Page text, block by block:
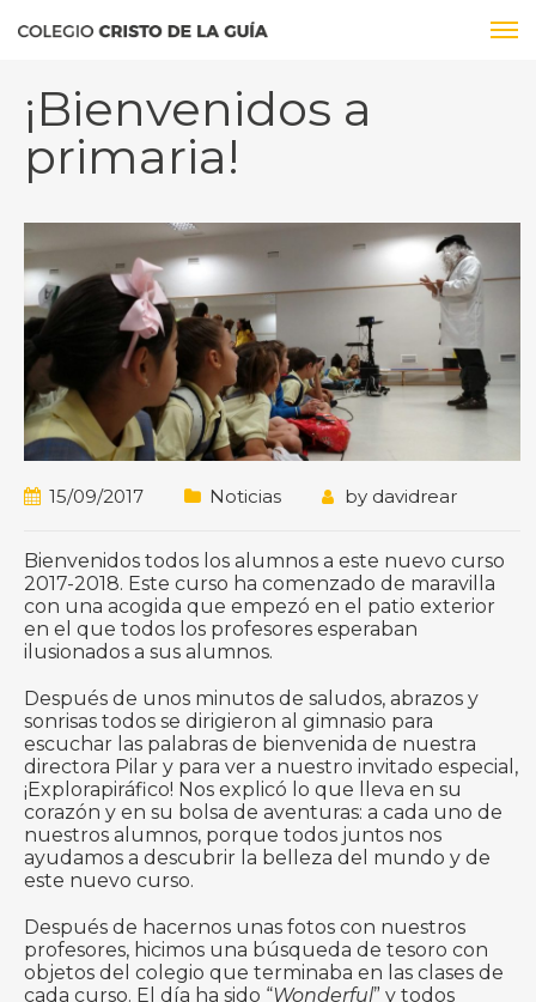
¡Bienvenidos a
primaria!
15/09/2017 Noticias by davidrear
Bienvenidos todos los alumnos a este nuevo curso
2017-2018. Este curso ha comenzado de maravilla
con una acogida que empezó en el patio exterior
en el que todos los profesores esperaban
ilusionados a sus alumnos.
Después de unos minutos de saludos, abrazos y
sonrisas todos se dirigieron al gimnasio para
escuchar las palabras de bienvenida de nuestra
directora Pilar y para ver a nuestro invitado especial,
¡Explorapiráfico! Nos explicó lo que lleva en su
corazón y en su bolsa de aventuras: a cada uno de
nuestros alumnos, porque todos juntos nos
ayudamos a descubrir la belleza del mundo y de
este nuevo curso.
Después de hacernos unas fotos con nuestros
profesores, hicimos una búsqueda de tesoro con
objetos del colegio que terminaba en las clases de
cada curso. El día ha sido “Wonderful” y todos